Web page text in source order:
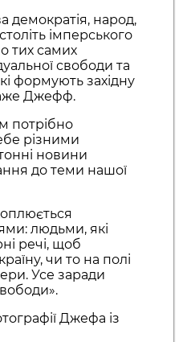
демократія, народ,
імперського
тих самих
свободи та
формують західну
Джефф.
потрібно
різними
новини
до теми нашої
людьми, які
речі, щоб
чи то на полі
Усе заради
Джефа із